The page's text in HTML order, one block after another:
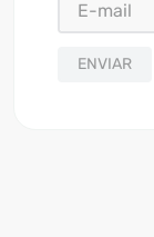
ENVIAR